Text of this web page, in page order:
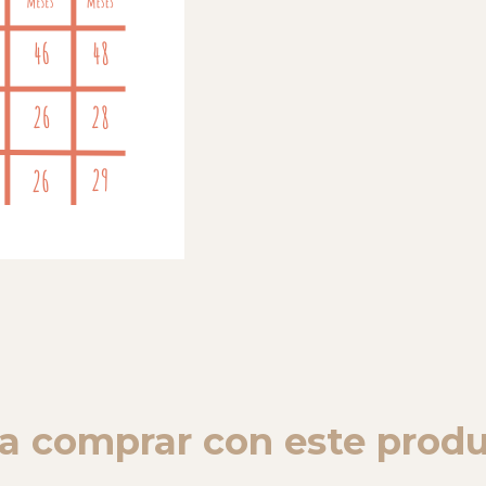
comprar con este